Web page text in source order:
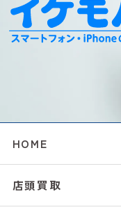
HOME
店頭買取